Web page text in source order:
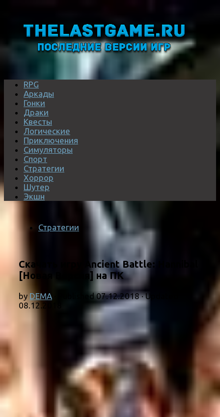
RPG
Аркады
Гонки
Драки
Квесты
Логические
Приключения
Симуляторы
Спорт
Стратегии
Хоррор
Шутер
Экшн
Стратегии
Скачать игру Ancient Battle: Hannibal
[Новая Версия] на ПК
by DEMA · Published07.12.2018· Updated
08.12.2018